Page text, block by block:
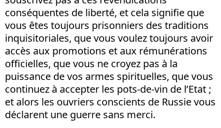
conséquentes de liberté, et cela signifie que
vous êtes toujours prisonniers des traditions
inquisitoriales, que vous voulez toujours avoir
accès aux promotions et aux rémunérations
officielles, que vous ne croyez pas à la
puissance de vos armes spirituelles, que vous
continuez à accepter les pots-de-vin de l’Etat ;
et alors les ouvriers conscients de Russie vous
déclarent une guerre sans merci.